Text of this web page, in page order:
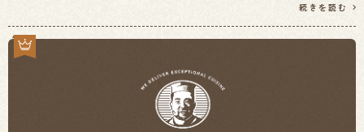
続きを読む